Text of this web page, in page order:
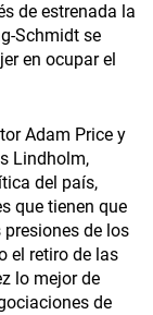
de estrenada la
Schmidt se
en ocupar el
Adam Price y
Lindholm,
del país,
que tienen que
de los
el retiro de las
lo mejor de
de